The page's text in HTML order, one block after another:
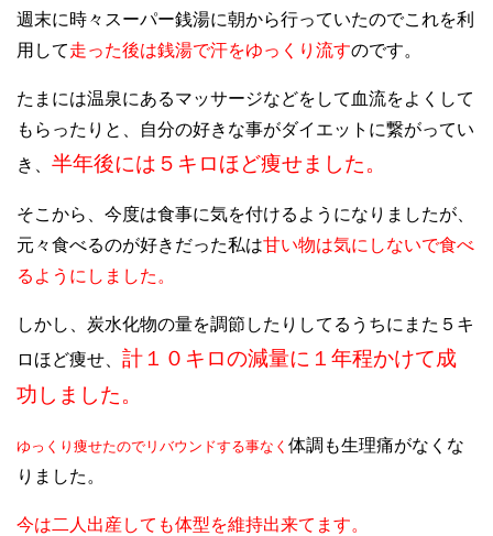
週末に時々スーパー銭湯に朝から行っていたのでこれを利
用して走った後は銭湯で汗をゆっくり流すのです。
たまには温泉にあるマッサージなどをして血流をよくして
もらったりと、自分の好きな事がダイエットに繋がってい
き、 半年後には５キロほど痩せました。
そこから、今度は食事に気を付けるようになりましたが、
元々食べるのが好きだった私は甘い物は気にしないで食べ
るようにしました。
しかし、炭水化物の量を調節したりしてるうちにまた５キ
ロほど痩せ、 計１０キロの減量に１年程かけて成
功しました。
ゆっくり痩せたのでリバウンドする事なく 体調も生理痛がなくな
りました。
今は二人出産しても体型を維持出来てます。